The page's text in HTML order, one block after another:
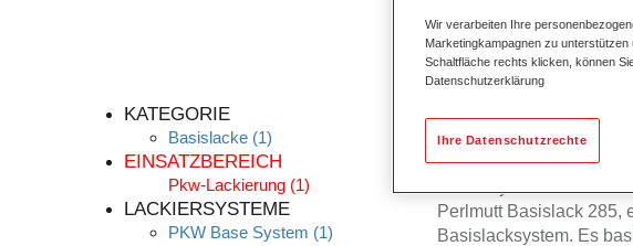
KATEGORIE
Basislacke (1)
EINSATZBEREICH
Pkw-Lackierung (1)
LACKIERSYSTEME
PKW Base System (1)
Perlmutt Basislack 285,
Basislacksystem. Es
Wir verarbeiten Ihre
Marketingkampagnen zu
Schaltfläche rechts klicken, können
Datenschutzerklärung
Ihre Datenschutzrechte